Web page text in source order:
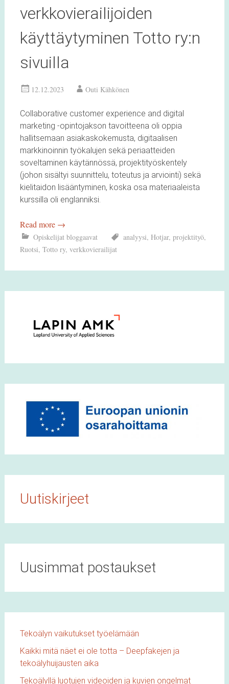
verkkovierailijoiden
käyttäytyminen Totto ry:n
sivuilla
12.12.2023 Outi Kähkönen
Collaborative customer experience and digital
marketing -opintojakson tavoitteena oli oppia
hallitsemaan asiakaskokemusta, digitaalisen
markkinoinnin työkalujen sekä periaatteiden
soveltaminen käytännössä, projektityöskentely
(johon sisältyi suunnittelu, toteutus ja arviointi) sekä
kielitaidon lisääntyminen, koska osa materiaaleista
kurssilla oli englanniksi.
Read more →
Opiskelijat bloggaavat analyysi, Hotjar, projektityö,
Ruotsi, Totto ry, verkkovierailijat
Uutiskirjeet
Uusimmat postaukset
Tekoälyn vaikutukset työelämään
Kaikki mitä näet ei ole totta – Deepfakejen ja
tekoälyhuijausten aika
Tekoälyllä luotujen videoiden ja kuvien ongelmat